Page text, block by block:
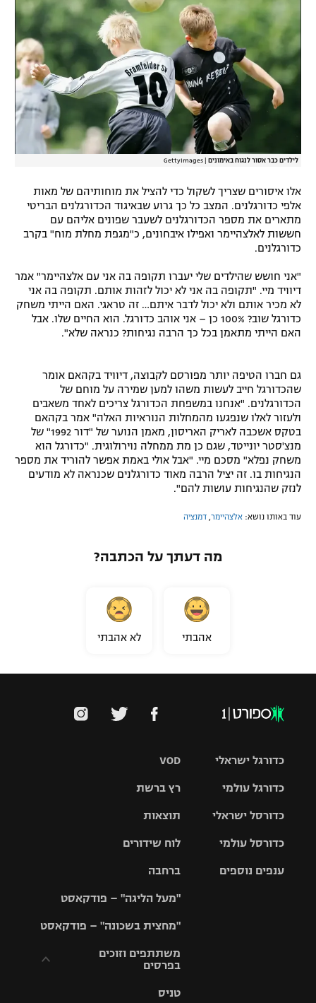
לילדים כבר אסור לנגוח באימונים GettyImages
אלו איסורים שצריך לשקול כדי להציל את מוחותיהם של מאות
אלפי כדורגלנים. המצב כל כך גרוע שבאיגוד הכדורגלנים הבריטי
מתארים את מספר הכדורגלנים לשעבר שפונים אליהם עם
חששות לאלצהיימר ואפילו איבחונים, כ"מגפת מחלת מוח" בקרב
כדורגלנים.
"אני חושש שהילדים שלי יעברו תקופה בה אני עם אלצהיימר" אמר
דיוויד מיי. "תקופה בה אני לא יכול לזהות אותם. תקופה בה אני
לא מכיר אותם ולא יכול לדבר איתם… זה טראגי. האם הייתי משחק
כדורגל שוב? 100% כן – אני אוהב כדורגל. הוא החיים שלו. אבל
האם הייתי מתאמן בכל כך הרבה נגיחות? כנראה שלא".
גם חברו הטיפה יותר מפורסם לקבוצה, דיוויד בקהאם אומר
שהכדורגל חייב לעשות משהו למען שמירה על מוחם של
הכדורגלנים. "אנחנו במשפחת הכדורגל צריכים לאחד משאבים
ולעזור לאלו שנפגעו מהמחלות הנוראיות האלה" אמר בקהאם
בטקס אשכבה לאריק האריסון, מאמן הנוער של "דור 1992" של
מנצ'סטר יונייטד, שגם כן מת ממחלה נוירולוגית. "כדורגל הוא
משחק נפלא" מסכם מיי. "אבל אולי באמת אפשר להוריד את מספר
הנגיחות בו. זה יציל הרבה מאוד כדורגלנים שכנראה לא מודעים
לנזק שהנגיחות עושות להם".
עוד באותו נושא: אלצהיימר, דמנציה
מה דעתך על הכתבה?
אהבתי לא אהבתי
VOD
רץ ברשת
תוצאות
לוח שידורים
ברחבה
"מעל הליגה" – פודקאסט
"מחצית בשכונה" – פודקאסט
משתתפים וזוכים
בפרסים
טניס
כדורגל ישראלי
גביע הטוטו
כדורגל עולמי
האלופות
ליגה
כדורסל ישראלי
סל
כדורסל עולמי
ענפים נוספים